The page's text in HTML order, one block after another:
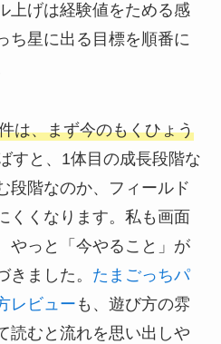
上げは経験値をためる感
ち星に出る目標を順番に
は、まず今のもくひょう
すと、1体目の成長段階な
段階なのか、フィールド
くくなります。私も画面
やっと「今やること」が
ました。 たまごっちパ
レビュー も、遊び方の雰
読むと流れを思い出しや